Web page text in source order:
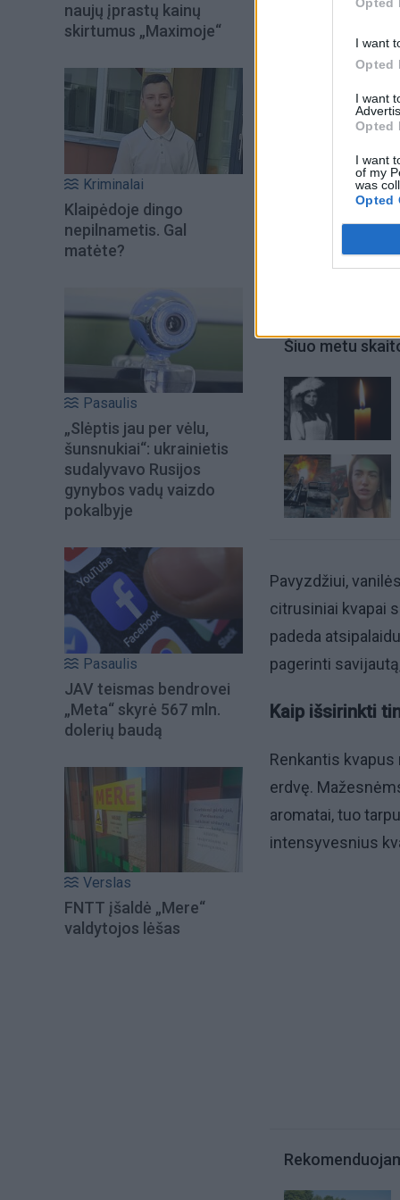
I want
Opted
I want
Opted
I want
of my
was
Opted
naujų įprastų kainų
skirtumus „Maximoje“
Kriminalai
Klaipėdoje dingo
nepilnametis. Gal
matėte?
Pasaulis
„Slėptis jau per vėlu,
šunsnukiai“: ukrainietis
sudalyvavo Rusijos
gynybos vadų vaizdo
pokalbyje
Pasaulis
JAV teismas bendrovei
„Meta“ skyrė 567 mln.
dolerių baudą
Verslas
FNTT įšaldė „Mere“
valdytojos lėšas
Šiuo metu
Pavyzdžiui,
citrusiniai kvapai
padeda
pagerinti
Kaip išsirinkti
Renkantis
erdvę.
aromatai, tuo
intensyvesnius